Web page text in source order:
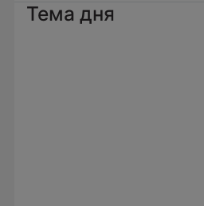
Тема дня